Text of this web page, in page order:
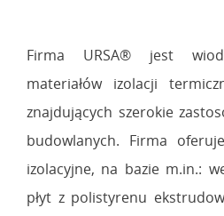
Firma URSA® jest
materiałów izolacji
znajdujących szerokie
budowlanych. Firma
izolacyjne, na bazie m.in.:
płyt z polistyrenu